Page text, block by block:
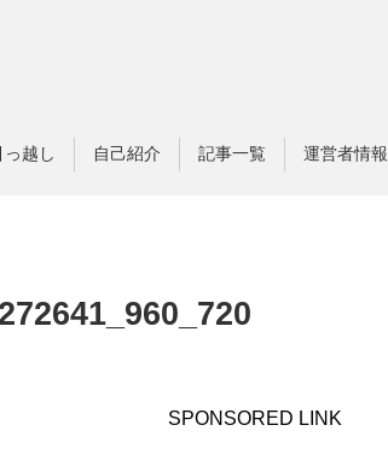
っ越し 自己紹介 記事一覧 運営者情報
SPONSORED LINK